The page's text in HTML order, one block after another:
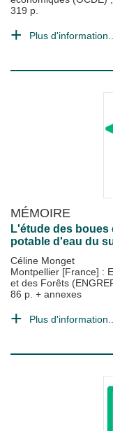
319 p.
Plus d'information...
MÉMOIRE
L'étude des
potable d'eau du
Céline Monget
Montpellier [France] :
et des Forêts
86 p. + annexes
Plus d'information...